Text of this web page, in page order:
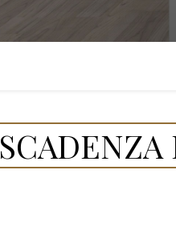
SCADENZA